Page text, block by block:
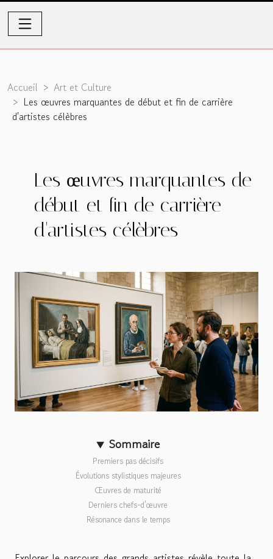
Accueil
Art et Culture
Les œuvres marquantes de début et fin de carrière
d'artistes célèbres
Les œuvres marquantes de
début et fin de carrière
d'artistes célèbres
Sommaire
Premiers pas décisifs
Évolutions stylistiques majeures
Œuvres de maturité
Derniers chefs-d'œuvre
Résonance dans le temps